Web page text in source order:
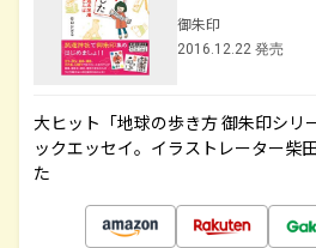
御朱印
2016.12.22 発売
大ヒット「地球の歩き方 御朱印シリ
ックエッセイ。イラストレーター柴
た